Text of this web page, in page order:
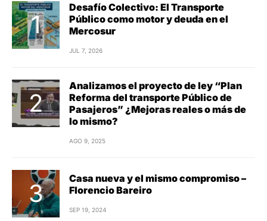
Desafío Colectivo: El Transporte
Público como motor y deuda en el
Mercosur
JUL 7, 2026
Analizamos el proyecto de ley “Plan
Reforma del transporte Público de
Pasajeros” ¿Mejoras reales o más de
lo mismo?
AGO 9, 2025
Casa nueva y el mismo compromiso –
Florencio Bareiro
SEP 19, 2024